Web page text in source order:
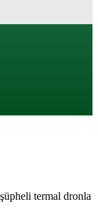
termal dronla